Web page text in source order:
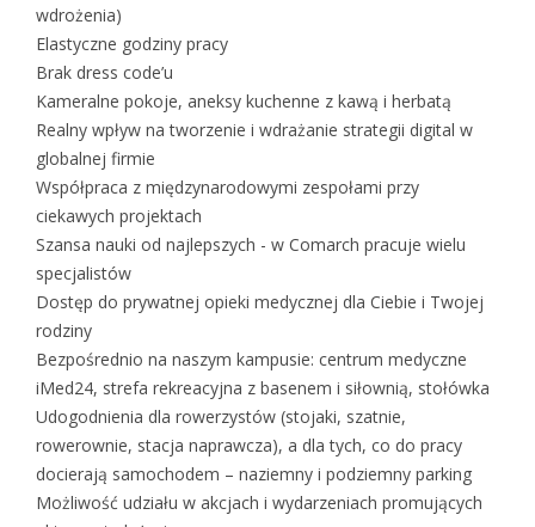
wdrożenia)
Elastyczne godziny pracy
Brak dress code’u
Kameralne pokoje, aneksy kuchenne z kawą i herbatą
Realny wpływ na tworzenie i wdrażanie strategii digital w
globalnej firmie
Współpraca z międzynarodowymi zespołami przy
ciekawych projektach
Szansa nauki od najlepszych - w Comarch pracuje wielu
specjalistów
Dostęp do prywatnej opieki medycznej dla Ciebie i Twojej
rodziny
Bezpośrednio na naszym kampusie: centrum medyczne
iMed24, strefa rekreacyjna z basenem i siłownią, stołówka
Udogodnienia dla rowerzystów (stojaki, szatnie,
rowerownie, stacja naprawcza), a dla tych, co do pracy
docierają samochodem – naziemny i podziemny parking
Możliwość udziału w akcjach i wydarzeniach promujących